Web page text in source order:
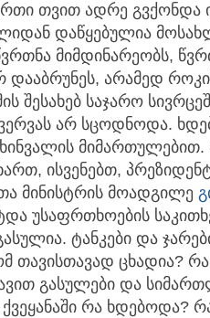
თვით ადრე გვქონდა
დაწყებულია
მიმდინარეობს,
დააბრუნეს, არამედ
შესახებ საჯარო
არ სცოდნოდა.
ისვენებთ,
მინისტრის მოადგილე
უსაფრთხოების
ტანკები და
თავისთავად ცხადია?
გასულები და
რა ხდებოდა?